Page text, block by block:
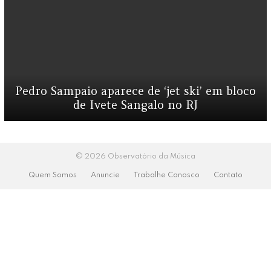
Pedro Sampaio aparece de ‘jet ski’ em bloco
de Ivete Sangalo no RJ
© 2026 Observatório da Música
Quem Somos Anuncie Trabalhe Conosco Contato